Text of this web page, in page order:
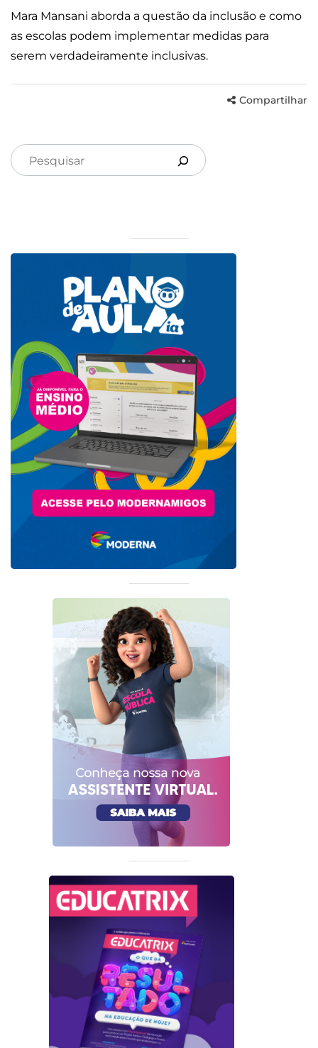
Mara Mansani aborda a questão da inclusão e como
as escolas podem implementar medidas para
serem verdadeiramente inclusivas.
Compartilhar